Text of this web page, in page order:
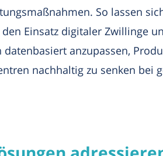
So lassen
Einsatz digitaler Zwillinge
anzupassen,
nachhaltig zu senken bei